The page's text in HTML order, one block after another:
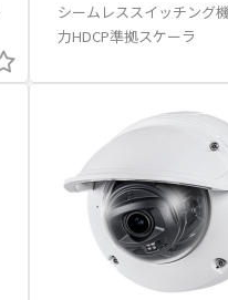
シームレススイッチング
力HDCP準拠スケーラ